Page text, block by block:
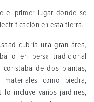
el primer lugar donde se
en esta tierra.
cubría una gran área,
o en persa tradicional
constaba de dos plantas,
como piedra,
incluye varios jardines,